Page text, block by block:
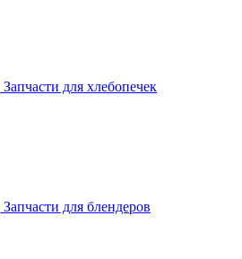
Запчасти для хлебопечек
Запчасти для блендеров